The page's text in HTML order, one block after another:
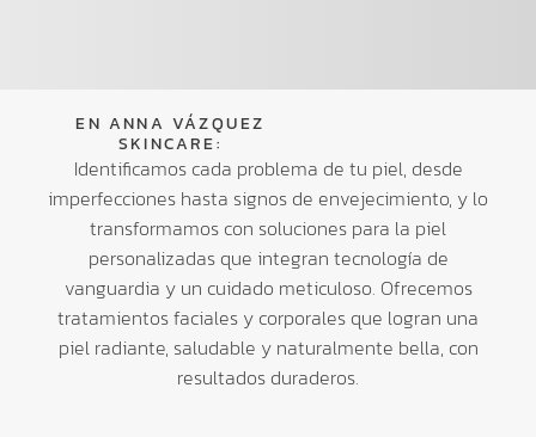
EN ANNA VÁZQUEZ
SKINCARE:
Identificamos cada problema de tu piel, desde
imperfecciones hasta signos de envejecimiento, y lo
transformamos con soluciones para la piel
personalizadas que integran tecnología de
vanguardia y un cuidado meticuloso. Ofrecemos
tratamientos faciales y corporales que logran una
piel radiante, saludable y naturalmente bella, con
resultados duraderos.